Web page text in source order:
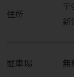
住所
新
駐車場 無